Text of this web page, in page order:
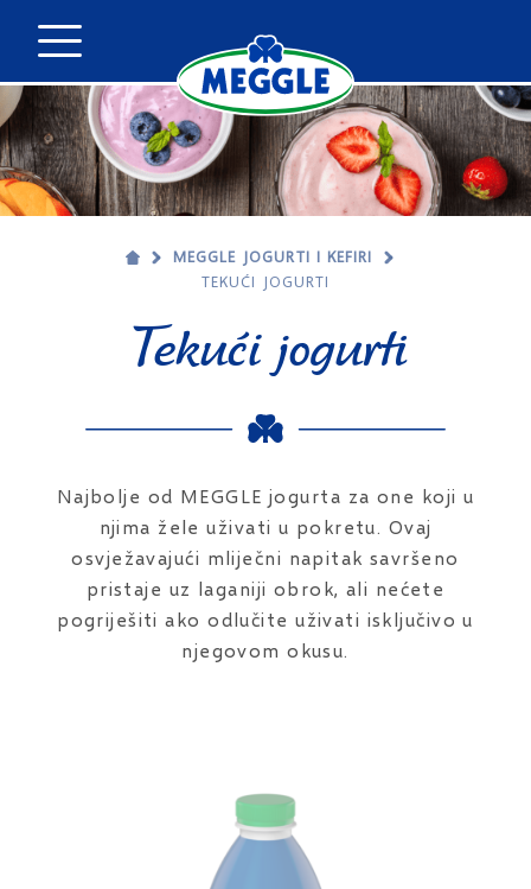
MEGGLE JOGURTI I KEFIRI
TEKUĆI JOGURTI
Tekući jogurti
Najbolje od MEGGLE jogurta za one koji u
njima žele uživati u pokretu. Ovaj
osvježavajući mliječni napitak savršeno
pristaje uz laganiji obrok, ali nećete
pogriješiti ako odlučite uživati isključivo u
njegovom okusu.